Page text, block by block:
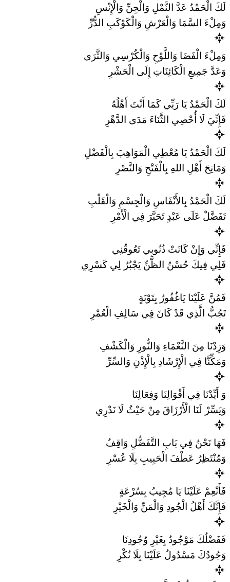
لَكَ الْحَمْدُ عَدَّ النَّمْلِ وَالْجِنِّ وَالْإِنْسِ
وَمِلْءَ السَّمَا وَالْعَرْشِ وَالْكَوْكَبِ الدُّرِّ
وَمِلْءَ الْفَضَا وَاللَّوْحِ وَالْكُرْسِي وَالثَّرَى
وَعَدَّ جَمِيعِ الْكَائِنَاتِ إِلَى الْحَشْرِ
لَكَ الْحَمْدُ يَا رَبِّي كَمَا أَنْتَ أَهْلُهُ
فَإِنِّيَ لَا أُحْصِي الثَّنَاءَ مَدَى الدَّهْرِ
لَكَ الْحَمْدُ يَا مُعْطِي الْمَوَاهِبَ بِالْفَضْلِ
وَمَانِحَ أَهْلِ اللهِ بِالْفَتْحِ وَالنَّصْرِ
لَكَ الْحَمْدُ بِالأَنْفَاسِ وَالْجِسْمِ وَالْقَلْبِ
تَفَضَّلْ عَلَى عَبْدٍ تَحَيَّرَ فِي الْأَمْرِ
فَإِنِّي وَإِنْ كَانَتْ ذُنُوبِي تَعُوقُنِي
فَلِي فِيكَ حُسْنُ الظَّنِّ يَجْبُرُ لِي كَسْرِي
فَمُنَّ عَلَيْنَا يَاغُفُورُ بِتَوْبَةٍ
تَجُبُّ الَّذِي قَدْ كَانَ فِي سَالِفِ الْعُمْرِ
وَزِدْنَا مِنَ النَّعْمَاءِ وَالنُّورِ وَالْكَشْفِ
وَمَكِّنَّا فِي الْإِرْشَادِ بِالْإِذْنِ وَالسِّرِّ
وَ أَيِّدْنَا فِي أَقْوَالِنَا وَفِعَالِنَا
وَيَسِّرْ لَنَا الْأَرْزَاقَ مِنْ حَيْثُ لَا نَدْرِي
فَهَا نَحْنُ فِي بَابِ التَّفَضُّلِ وَاقِفٌ
وَمُنْتَظِرٌ عَطْفَ الْحَبِيبِ بِلَا عُسْرِ
فَأَنْعِمْ عَلَيْنَا يَا مُجِيبُ بِسُرْعَةٍ
فَإِنَّكَ أَهْلُ الْجُودِ وَالْمَنِّ وَالْخَيْرِ
فَفَضْلُكَ مَوْجُودٌ بِغَيْرِ وُجُودِنَا
وَجُودُكَ مَسْدُولٌ عَلَيْنَا بِلَا نُكْرِ